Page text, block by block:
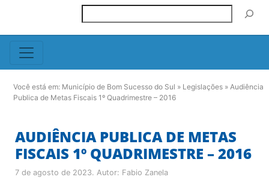
Você está em: Município de Bom Sucesso do Sul » Legislações » Audiência
Publica de Metas Fiscais 1º Quadrimestre – 2016
AUDIÊNCIA PUBLICA DE METAS
FISCAIS 1º QUADRIMESTRE – 2016
7 de agosto de 2023. Autor: Fabio Zanela